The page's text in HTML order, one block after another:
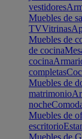
vestidores
Muebles de
TVVitrinas
Muebles de
de cocina
cocina
completas
Muebles de
matrimonio
noche
Muebles de
escritorio
Muebles de